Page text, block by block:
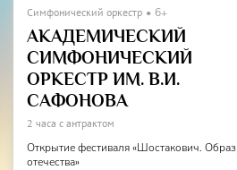
Симфонический оркестр 6+
АКАДЕМИЧЕСКИЙ
СИМФОНИЧЕСКИЙ
ОРКЕСТР ИМ. В.И.
САФОНОВА
2 часа с антрактом
Открытие фестиваля «Шостакович. Образ
отечества»